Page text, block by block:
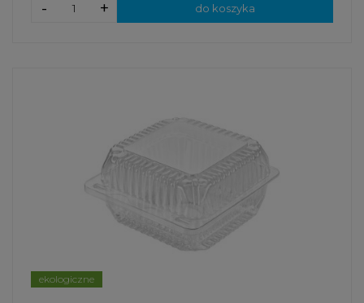
+
- do koszyka
ekologiczne